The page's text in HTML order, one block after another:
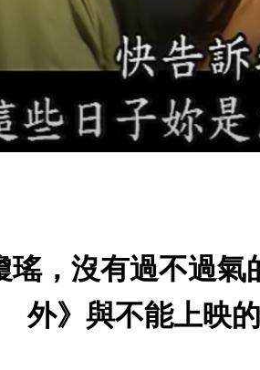
瑤，沒有過不過氣
外》與不能上映